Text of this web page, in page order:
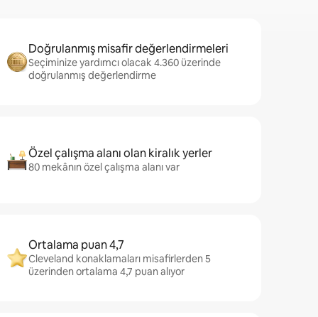
Doğrulanmış misafir değerlendirmeleri
Seçiminize yardımcı olacak 4.360 üzerinde
doğrulanmış değerlendirme
Özel çalışma alanı olan kiralık yerler
80 mekânın özel çalışma alanı var
Ortalama puan 4,7
Cleveland konaklamaları misafirlerden 5
üzerinden ortalama 4,7 puan alıyor